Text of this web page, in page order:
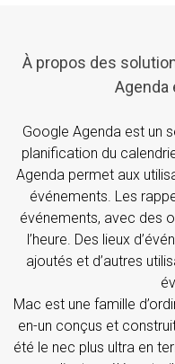
À propos des
Agenda
Google Agenda est un
planification du
Agenda permet aux
événements. Les
événements, avec des
l’heure. Des lieux
ajoutés et d’autres
Mac est une famille
en-un conçus et
été le nec plus ultra en